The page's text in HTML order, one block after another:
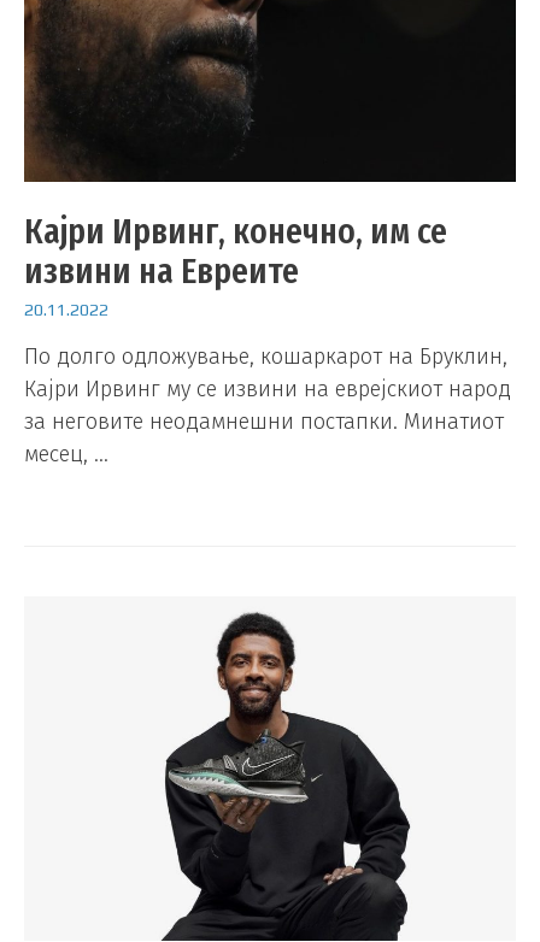
Кајри Ирвинг, конечно, им се
извини на Евреите
20.11.2022
По долго одложување, кошаркарот на Бруклин,
Кајри Ирвинг му се извини на еврејскиот народ
за неговите неодамнешни постапки. Минатиот
месец, …